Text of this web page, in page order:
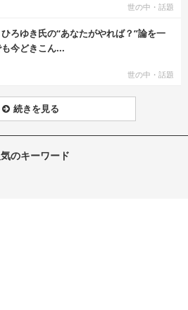
世の中・話題
ろゆき氏の“あなたがやれば？”論を一
今どきこん...
世の中・話題
続きを見る
のキーワード